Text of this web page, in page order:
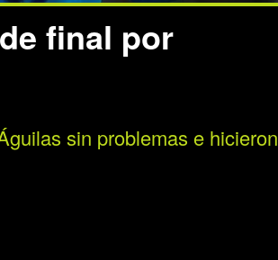
final por
sin problemas e hicieron